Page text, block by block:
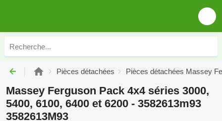
Pièces détachées Pièces détachées Massey
Massey Ferguson Pack 4x4 séries 3000,
5400, 6100, 6400 et 6200 - 3582613m93
3582613M93